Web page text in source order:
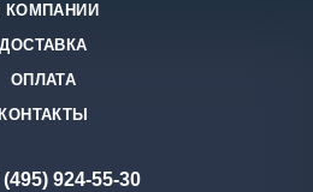
КОМПАНИИ
ДОСТАВКА
ОПЛАТА
КОНТАКТЫ
(495) 924-55-30